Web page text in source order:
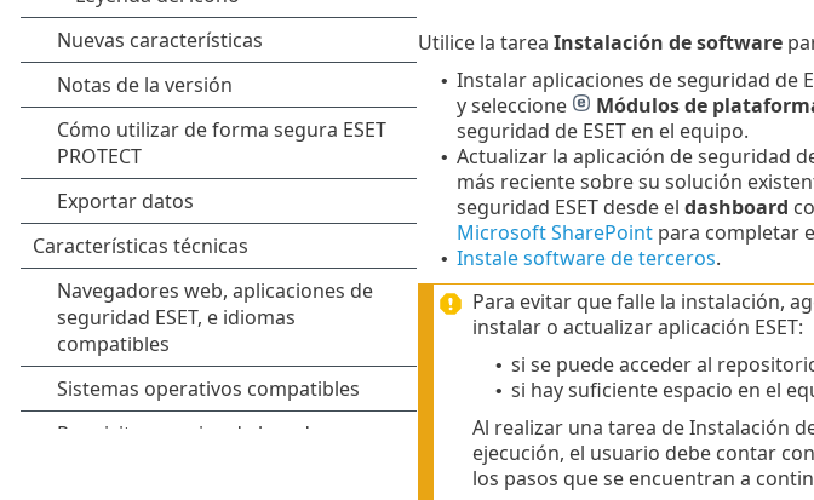
Utilice la tarea Instalación de software
• Instalar aplicaciones de seguridad de
y seleccione
Módulos de
seguridad de ESET en el equipo.
• Actualizar la aplicación de seguridad
más reciente sobre su solución
seguridad ESET desde el dashboard
Microsoft SharePointpara completar
• Instale software de terceros.
Para evitar que falle la instalación,
instalar o actualizar aplicación ESET:
• si se puede acceder al
• si hay suficiente espacio en el
Al realizar una tarea de Instalación
ejecución, el usuario debe contar
los pasos que se encuentran a